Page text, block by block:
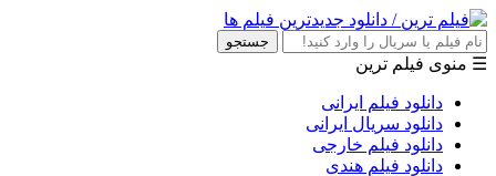
جستجو
☰ منوی فیلم ترین
دانلود فیلم ایرانی
دانلود سریال ایرانی
دانلود فیلم خارجی
دانلود فیلم هندی